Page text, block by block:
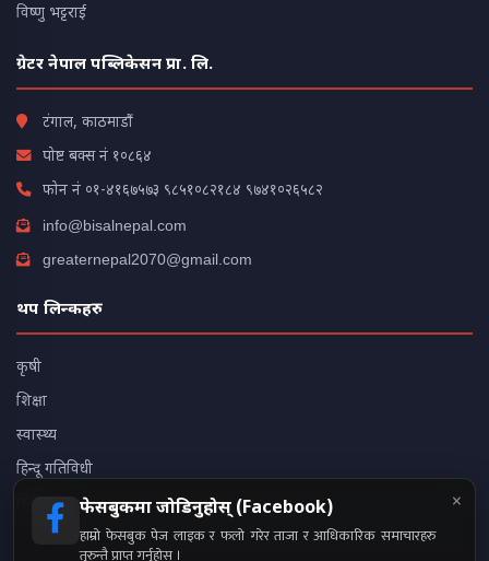
विष्णु भट्टराई
ग्रेटर नेपाल पब्लिकेसन प्रा. लि.
टंगाल, काठमाडौं
पोष्ट बक्स नं १०८६४
फोन नं ०१-४१६७५७३ ९८५१०८२१८४ ९७४१०२६५८२
info@bisalnepal.com
greaternepal2070@gmail.com
थप लिन्कहरु
कृषी
शिक्षा
स्वास्थ्य
हिन्दू गतिविधी
भिडियो
फेसबुकमा जोडिनुहोस् (Facebook)
हाम्रो फेसबुक पेज लाइक र फलो गरेर ताजा र आधिकारिक समाचारहरु
तुरुन्तै प्राप्त गर्नुहोस् ।
×